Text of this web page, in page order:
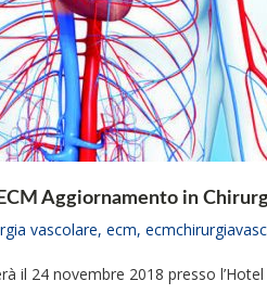
Aggiornamento in
vascolare, ecm,
il 24 novembre 2018 presso